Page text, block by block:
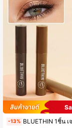
-13% BLUETHIN 1ชิ้น เจลคิ้วกันน้ำคงทน ป้องกันเหงื่อและเลอะ แห้งเร็วและอยู่ทนนาน สี น้ำตาลเข้ม น้ำตาล น้ำต
#1 ขายดี ใน ครีม คิ้ว
เกือบหมดแล้ว!